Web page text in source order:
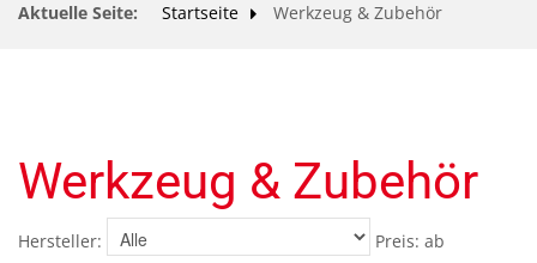
UNSER SERVICE FÜR SIE
IMPRESSUM
Aktuelle Seite: Startseite Werkzeug & Zubehör
Werkzeug & Zubehör
Hersteller: Preis: ab